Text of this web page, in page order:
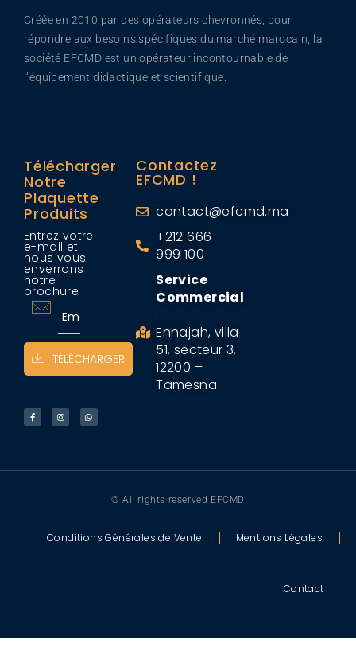
Créée en 2010 par des opérateurs chevronnés, pour
répondre aux besoins spécifiques du marché marocain, la
société EFCMD est un opérateur incontournable de
l’équipement didactique et scientifique.
Télécharger
Notre
Plaquette
Produits
Entrez votre
e-mail et
nous vous
enverrons
notre
brochure
TÉLÉCHARGER
Contactez
EFCMD !
contact@efcmd.ma
+212 666
999 100
Service
Commercial
:
Ennajah, villa
51, secteur 3,
12200 –
Tamesna
© All rights reserved EFCMD
Conditions Générales de Vente Mentions Légales
Contact